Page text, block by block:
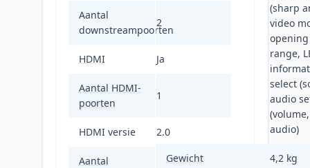
Aantal
downstreampoorten
2
HDMI Ja
Aantal HDMI-
poorten
1
HDMI versie 2.0
Aantal
(sharp
video
opening
range,
select
audio
audio)
Gewicht 4,2 kg